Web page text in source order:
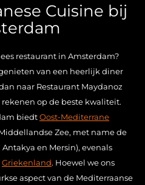
Cuisine bij
restaurant in Amsterdam?
van een heerlijk diner
naar Restaurant Maydanoz
op de beste kwaliteit.
biedtOost-Mediterrane
Zee, met name de
Antakya en Mersin), evenals
Griekenland. Hoewel we ons
aspect van de Mediterraanse